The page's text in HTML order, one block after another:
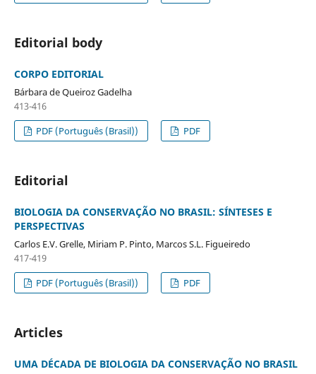
Editorial body
CORPO EDITORIAL
Bárbara de Queiroz Gadelha
413-416
PDF (Português (Brasil))
PDF
Editorial
BIOLOGIA DA CONSERVAÇÃO NO BRASIL: SÍNTESES E
PERSPECTIVAS
Carlos E.V. Grelle, Miriam P. Pinto, Marcos S.L. Figueiredo
417-419
PDF (Português (Brasil))
PDF
Articles
UMA DÉCADA DE BIOLOGIA DA CONSERVAÇÃO NO BRASIL